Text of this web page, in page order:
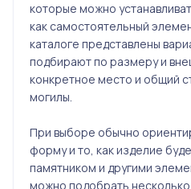
которые можно
как самостоятельный
каталоге представлены
подбирают по размеру и
конкретное место и общий
могилы.
При выборе обычно
форму и то, как изделие
памятником и другими
можно подобрать несколько